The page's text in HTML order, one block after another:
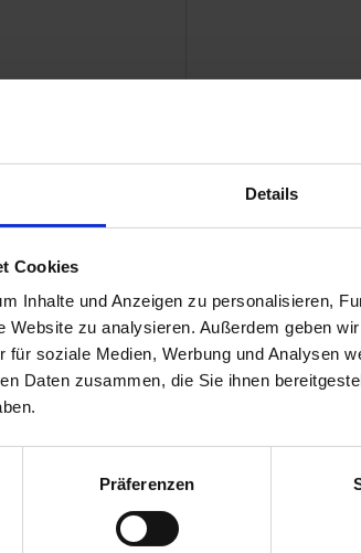
Details
Cookies
Inhalte und Anzeigen zu personalisieren,
Website zu analysieren. Außerdem geben
für soziale Medien, Werbung und Analysen
Daten zusammen, die Sie ihnen
Präferenzen
06-cfg